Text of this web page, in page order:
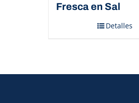
Fresca en Sal
Detalles